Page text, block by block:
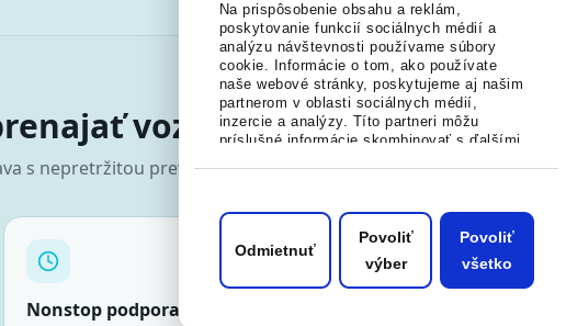
Na prispôsobenie obsahu a reklám,
poskytovanie funkcií sociálnych médií a
analýzu návštevnosti používame súbory
cookie. Informácie o tom, ako používate
naše webové stránky, poskytujeme aj našim
partnerom v oblasti sociálnych médií,
inzercie a analýzy. Títo partneri môžu
príslušné informácie skombinovať s ďalšími
Odmietnuť
Povoliť
výber
Povoliť
všetko
vozidlo práve v JR Auto
s nepretržitou prevádzkou a vysokým hodnotením klientov.
Nonstop podpora 24/7